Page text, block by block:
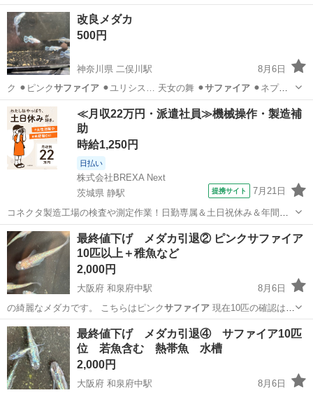
改良メダカ
500円
神奈川県 二俣川駅
8月6日
ク ⚫︎ピンクサファイア⚫︎ユリシス… 天女の舞 ⚫︎サファイア⚫︎ネプチ
ュ…
神奈川 横浜市 二俣川駅 その他 メダカ
≪月収22万円・派遣社員≫機械操作・製造補
助
時給1,250円
日払い
株式会社BREXA Next
茨城県 静駅
提携サイト 7月21日
コネクタ製造工場の検査や測定作業！日勤専属＆土日祝休み＆年間休
日128日★クリーンルーム内作業★マイカー通勤OK＆無料駐車場あり
★就業先食堂利用可！日払い制度あり！《茨城県常陸大宮市》 人気の
工場のお仕事 ◇コネクタ製造工...
茨城 常陸大宮市 静駅 その他
最終値下げ メダカ引退② ピンクサファイア
10匹以上＋稚魚など
2,000円
大阪府 和泉府中駅
8月6日
の綺麗なメダカです。 こちらはピンクサファイア現在10匹の確認は取
れてます。 ま…
大阪 泉大津市 和泉府中駅 その他
最終値下げ メダカ引退④ サファイア10匹
位 若魚含む 熱帯魚 水槽
2,000円
大阪府 和泉府中駅
8月6日